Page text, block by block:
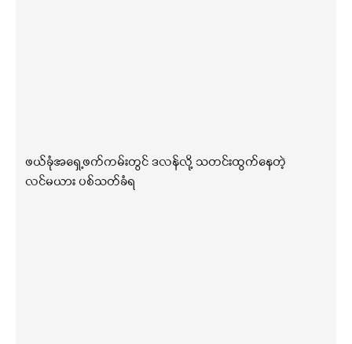
ဖယ်ခုံအရှေ့ဖက်ကမ်းတွင် ဒလန်လို့ သတင်းထွက်နေတဲ့
လင်မယား ပစ်သတ်ခံရ